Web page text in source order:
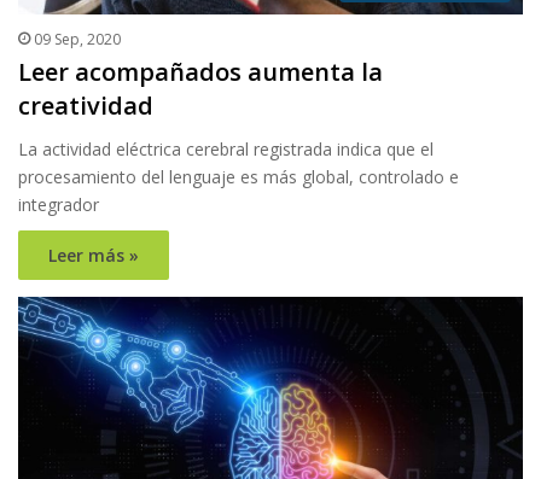
09 Sep, 2020
Leer acompañados aumenta la
creatividad
La actividad eléctrica cerebral registrada indica que el
procesamiento del lenguaje es más global, controlado e
integrador
Leer más »